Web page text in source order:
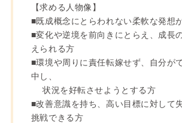
【求める人物像】
■既成概念にとらわれない柔軟な発想
■変化や逆境を前向きにとらえ、成長
えられる方
■環境や周りに責任転嫁せず、自分が
中し、
状況を好転させようとする方
■改善意識を持ち、高い目標に対して
挑戦できる方